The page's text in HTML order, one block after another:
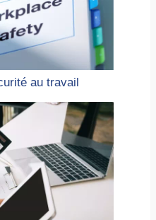
au travail